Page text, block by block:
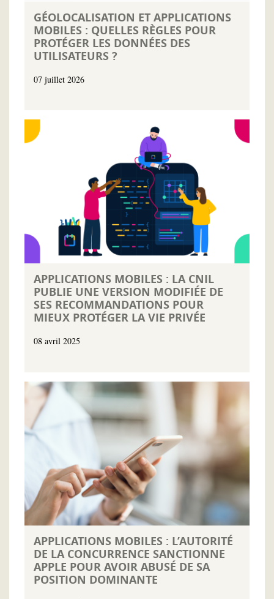
GÉOLOCALISATION ET APPLICATIONS
MOBILES : QUELLES RÈGLES POUR
PROTÉGER LES DONNÉES DES
UTILISATEURS ?
07 juillet 2026
APPLICATIONS MOBILES : LA CNIL
PUBLIE UNE VERSION MODIFIÉE DE
SES RECOMMANDATIONS POUR
MIEUX PROTÉGER LA VIE PRIVÉE
08 avril 2025
APPLICATIONS MOBILES : L’AUTORITÉ
DE LA CONCURRENCE SANCTIONNE
APPLE POUR AVOIR ABUSÉ DE SA
POSITION DOMINANTE